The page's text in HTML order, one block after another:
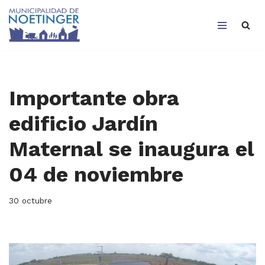
Saltar
Importante obra
edificio Jardín
Maternal se inaugura el
04 de noviembre
30 octubre